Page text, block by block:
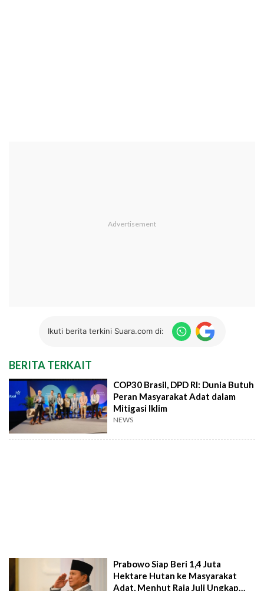
Ikuti berita terkini Suara.com di:
BERITA TERKAIT
COP30 Brasil, DPD RI: Dunia Butuh
Peran Masyarakat Adat dalam
Mitigasi Iklim
NEWS
Prabowo Siap Beri 1,4 Juta
Hektare Hutan ke Masyarakat
Adat, Menhut Raja Juli Ungkap